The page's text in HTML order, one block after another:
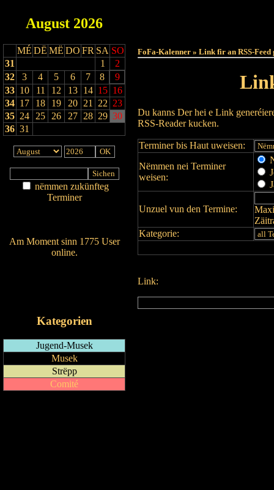
August 2026
MÉ DË MË DO FR SA SO
31
1
2
32
3 4 5 6 7 8
9
33 10 11 12 13 14 15 16
34 17 18 19 20 21 22 23
35 24 25 26 27 28 29 30
36 31
nëmmen zukünfteg
Terminer
Am Moment sinn 1775 User
online.
Kategorien
Jugend-Musek
Musek
Strëpp
Comité
FoFa-Kalenner » Link fir an RSS-Feed
Du kanns Der hei e Link
RSS-Reader kucken.
Terminer bis Haut uweisen:
Nëmmen nei Terminer
weisen:
Unzuel vun den Termine:
Kategorie:
Link: